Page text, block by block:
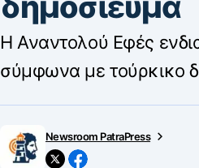
Η Αναντολού Εφές
σύμφωνα με τούρκικο
Newsroom PatraPress